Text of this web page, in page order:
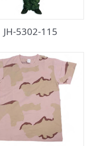
JH-5302-115